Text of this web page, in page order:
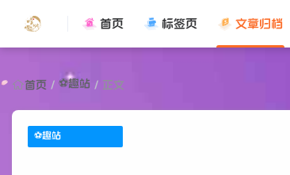
首页 标签页 文章归档
首页 / ⚽趣站 / 正文
⚽趣站